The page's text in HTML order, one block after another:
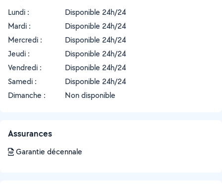
Lundi :
Disponible 24h/24
Mardi :
Disponible 24h/24
Mercredi :
Disponible 24h/24
Jeudi :
Disponible 24h/24
Vendredi :
Disponible 24h/24
Samedi :
Disponible 24h/24
Dimanche :
Non disponible
Assurances
Garantie décennale